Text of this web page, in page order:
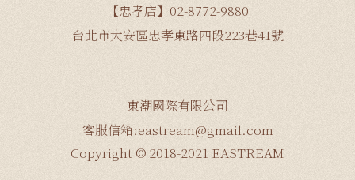
【忠孝店】02-8772-9880
台北市大安區忠孝東路四段223巷41號
東潮國際有限公司
客服信箱:eastream@gmail.com
Copyright © 2018-2021 EASTREAM